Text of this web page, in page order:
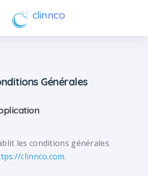
clinnco
Générales
les conditions générales
clinnco.com.